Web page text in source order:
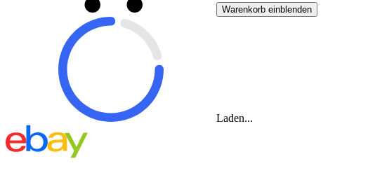
Warenkorb einblenden
Laden...